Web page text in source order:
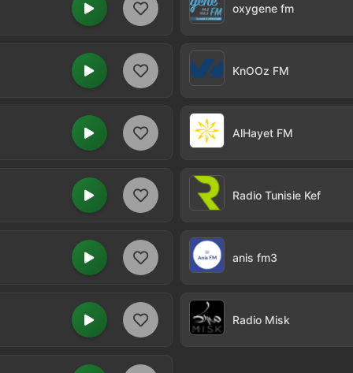
oxygene fm
KnOOz FM
AlHayet FM
Radio Tunisie Kef
anis fm3
Radio Misk